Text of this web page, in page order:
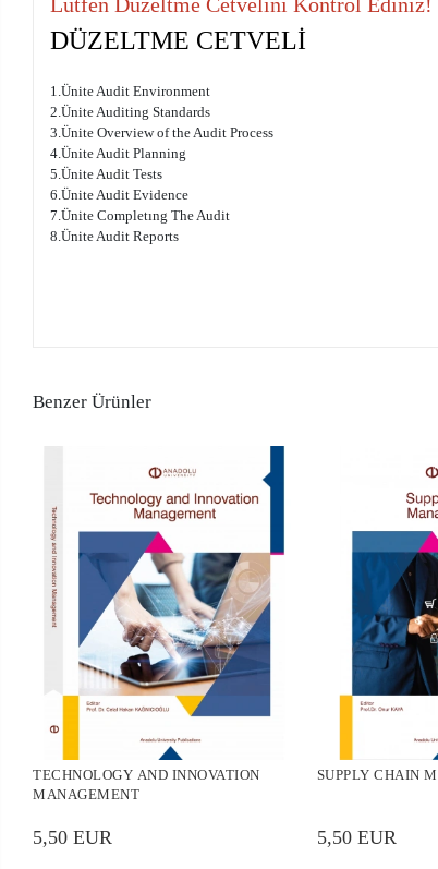
DÜZELTME CETVELİ
1.Ünite Audit Environment
2.Ünite Auditing Standards
3.Ünite Overview of the Audit Process
4.Ünite Audit Planning
5.Ünite Audit Tests
6.Ünite Audit Evidence
7.Ünite Completıng The Audit
8.Ünite Audit Reports
Benzer Ürünler
TECHNOLOGY AND INNOVATION
MANAGEMENT
5,50 EUR
SUPPLY CHAIN
5,50 EUR